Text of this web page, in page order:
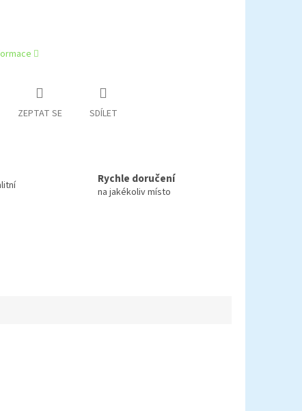
ZEPTAT SE SDÍLET
Rychle doručení
na jakékoliv místo